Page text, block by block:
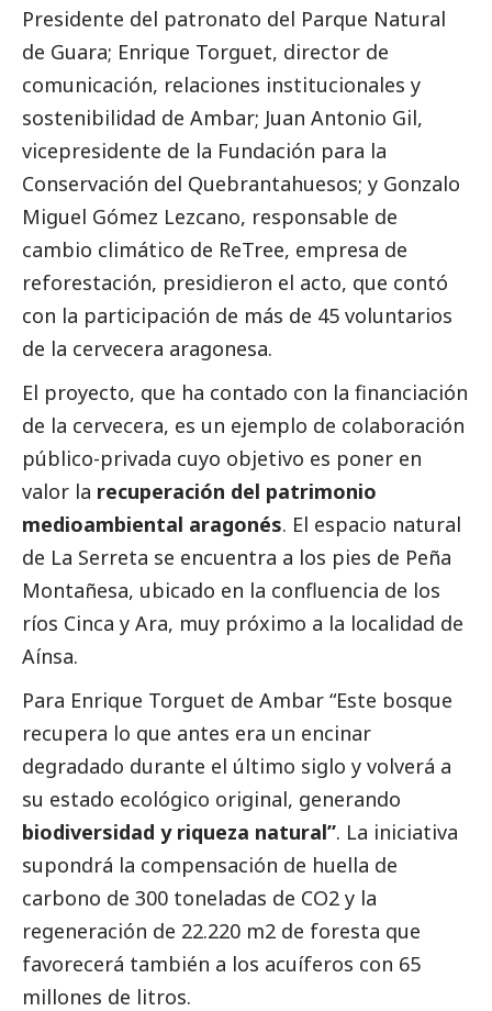
Presidente del patronato del Parque Natural
de Guara; Enrique Torguet, director de
comunicación, relaciones institucionales y
sostenibilidad de Ambar; Juan Antonio Gil,
vicepresidente de la Fundación para la
Conservación del Quebrantahuesos; y Gonzalo
Miguel Gómez Lezcano, responsable de
cambio climático de ReTree, empresa de
reforestación, presidieron el acto, que contó
con la participación de más de 45 voluntarios
de la cervecera aragonesa.
El proyecto, que ha contado con la financiación
de la cervecera, es un ejemplo de colaboración
público-privada cuyo objetivo es poner en
valor la recuperación del patrimonio
medioambiental aragonés. El espacio natural
de La Serreta se encuentra a los pies de Peña
Montañesa, ubicado en la confluencia de los
ríos Cinca y Ara, muy próximo a la localidad de
Aínsa.
Para Enrique Torguet de Ambar “Este bosque
recupera lo que antes era un encinar
degradado durante el último siglo y volverá a
su estado ecológico original, generando
biodiversidad y riqueza natural”. La iniciativa
supondrá la compensación de huella de
carbono de 300 toneladas de CO2 y la
regeneración de 22.220 m2 de foresta que
favorecerá también a los acuíferos con 65
millones de litros.